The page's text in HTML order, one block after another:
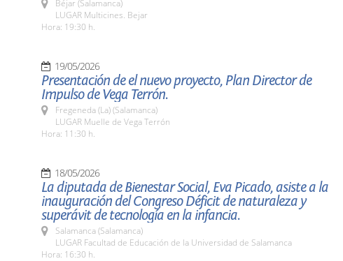
Béjar (Salamanca)
LUGAR Multicines. Bejar
Hora: 19:30 h.
19/05/2026
Presentación de el nuevo proyecto, Plan Director de
Impulso de Vega Terrón.
Fregeneda (La) (Salamanca)
LUGAR Muelle de Vega Terrón
Hora: 11:30 h.
18/05/2026
La diputada de Bienestar Social, Eva Picado, asiste a la
inauguración del Congreso Déficit de naturaleza y
superávit de tecnología en la infancia.
Salamanca (Salamanca)
LUGAR Facultad de Educación de la Universidad de Salamanca
Hora: 16:30 h.